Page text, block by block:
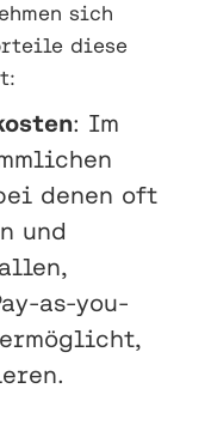
sich
diese
: Im
denen oft
und
as-you-